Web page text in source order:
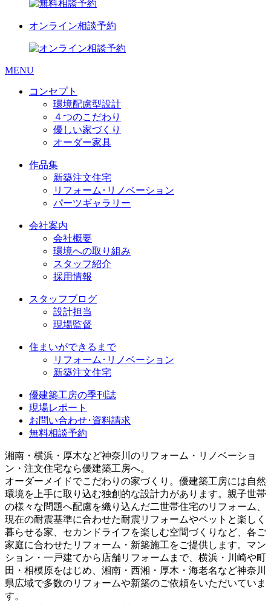
オンライン相談予約
MENU
コンセプト
環境配慮型設計
４つのこだわり
優しい家づくり
オーダー家具
作品集
新築注文住宅
リフォーム･リノベーション
パーツギャラリー
会社案内
会社概要
環境への取り組み
スタッフ紹介
採用情報
スタッフブログ
設計担当
現場監督
住まいができるまで
リフォーム･リノベーション
新築注文住宅
優建築工房の季刊誌
現場レポート
お問い合わせ･資料請求
無料相談予約
湘南・横浜・厚木など神奈川のリフォーム・リノベーショ
ン・注文住宅なら優建築工房へ。
オーダーメイドでこだわりの家づくり。優建築工房には自然
環境を上手に取り込む独創的な設計力があります。親子世帯
の様々な問題へ配慮を織り込んだ二世帯住宅のリフォーム、
現在の耐震基準に合わせた耐震リフォームやペットと楽しく
暮らせる家、セカンドライフを楽しむ空間づくりなど、各ご
家庭に合わせたリフォーム・新築施工をご提供します。マン
ション・一戸建てから店舗リフォームまで、横浜・川崎や町
田・相模原をはじめ、湘南・西湘・厚木・海老名など神奈川
県広域で多数のリフォームや新築のご依頼をいただいていま
す。